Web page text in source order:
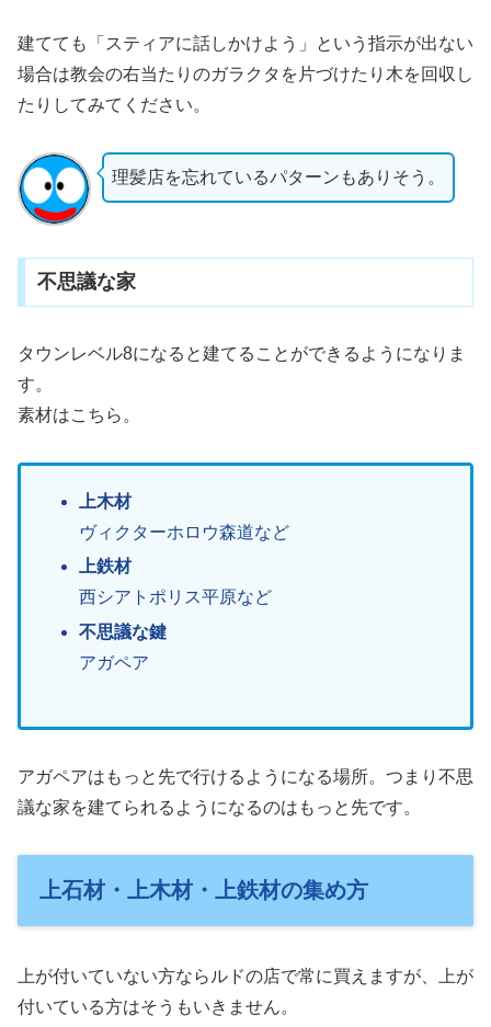
建てても「スティアに話しかけよう」という指示が出ない
場合は教会の右当たりのガラクタを片づけたり木を回収し
たりしてみてください。
理髪店を忘れているパターンもありそう。
不思議な家
タウンレベル8になると建てることができるようになりま
す。
素材はこちら。
上木材
ヴィクターホロウ森道など
上鉄材
西シアトポリス平原など
不思議な鍵
アガペア
アガペアはもっと先で行けるようになる場所。つまり不思
議な家を建てられるようになるのはもっと先です。
上石材・上木材・上鉄材の集め方
上が付いていない方ならルドの店で常に買えますが、上が
付いている方はそうもいきません。